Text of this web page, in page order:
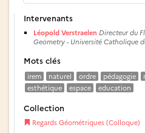
Intervenants
Léopold Verstraelen Directeur du
Geometry - Université Catholique
Mots clés
irem naturel ordre pédagogie
esthétique
espace education
Collection
Regards Géométriques (Colloque)